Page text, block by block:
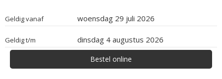
Geldig vanaf woensdag 29 juli 2026
Geldig t/m dinsdag 4 augustus 2026
Bestel online